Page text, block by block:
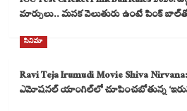
మార్పులు.. మసక వెలుతురు ఉంటే పింక్
సినిమా
Ravi Teja Irumudi Movie Shiva
ఎమోషనల్ యాంగిల్‌లో చూపించబోతున్న